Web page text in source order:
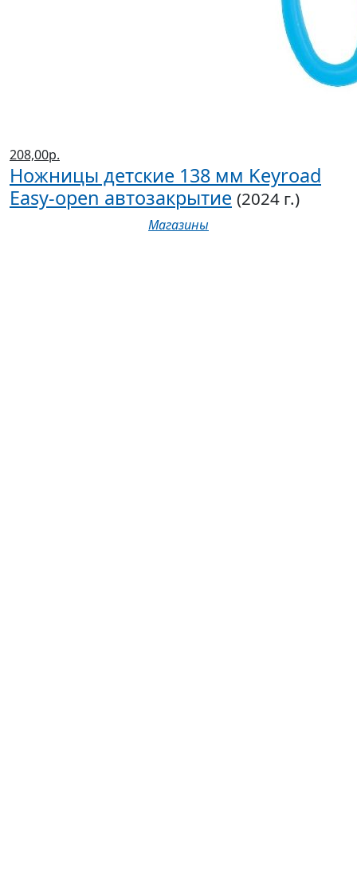
208,00р.
Ножницы детские 138 мм Keyroad
Easy-open автозакрытие (2024 г.)
Магазины